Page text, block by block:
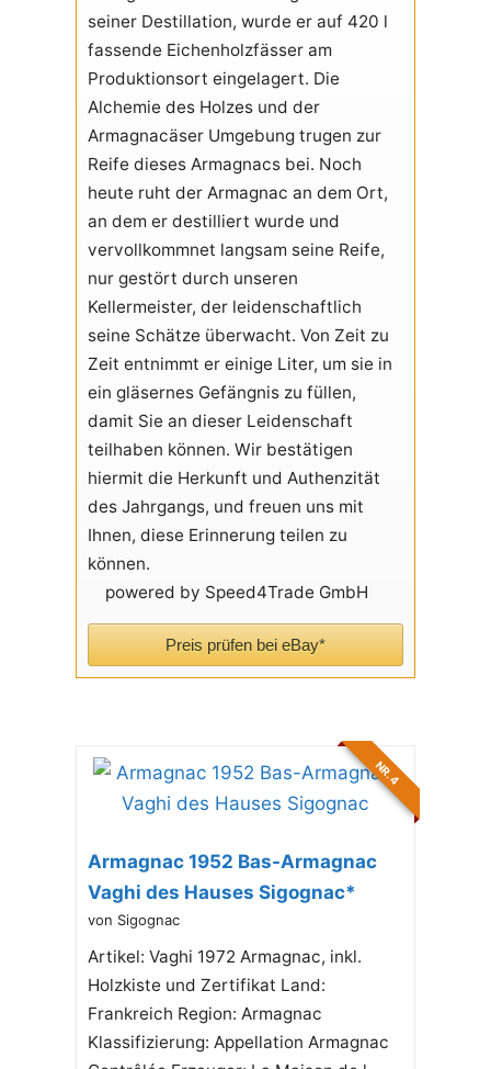
seiner Destillation, wurde er auf 420 l
fassende Eichenholzfässer am
Produktionsort eingelagert. Die
Alchemie des Holzes und der
Armagnacäser Umgebung trugen zur
Reife dieses Armagnacs bei. Noch
heute ruht der Armagnac an dem Ort,
an dem er destilliert wurde und
vervollkommnet langsam seine Reife,
nur gestört durch unseren
Kellermeister, der leidenschaftlich
seine Schätze überwacht. Von Zeit zu
Zeit entnimmt er einige Liter, um sie in
ein gläsernes Gefängnis zu füllen,
damit Sie an dieser Leidenschaft
teilhaben können. Wir bestätigen
hiermit die Herkunft und Authenzität
des Jahrgangs, und freuen uns mit
Ihnen, diese Erinnerung teilen zu
können.
powered by Speed4Trade GmbH
Preis prüfen bei eBay*
NR. 4
Armagnac 1952 Bas-Armagnac
Vaghi des Hauses Sigognac*
von Sigognac
Artikel: Vaghi 1972 Armagnac, inkl.
Holzkiste und Zertifikat Land:
Frankreich Region: Armagnac
Klassifizierung: Appellation Armagnac